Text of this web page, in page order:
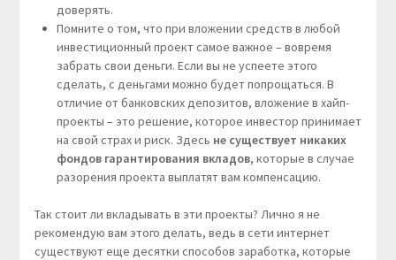
доверять.
Помните о том, что при вложении средств в любой
инвестиционный проект самое важное – вовремя
забрать свои деньги. Если вы не успеете этого
сделать, с деньгами можно будет попрощаться. В
отличие от банковских депозитов, вложение в хайп-
проекты – это решение, которое инвестор принимает
на свой страх и риск. Здесь не существует никаких
фондов гарантирования вкладов, которые в случае
разорения проекта выплатят вам компенсацию.
Так стоит ли вкладывать в эти проекты? Лично я не
рекомендую вам этого делать, ведь в сети интернет
существуют еще десятки способов заработка, которые